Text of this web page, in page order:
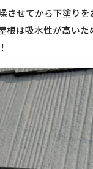
させてから下塗りを
根は吸水性が高い